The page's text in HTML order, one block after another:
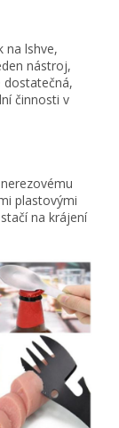
na lshve,
nástroj,
dostatečná,
činnosti v
plastovými
na krájení